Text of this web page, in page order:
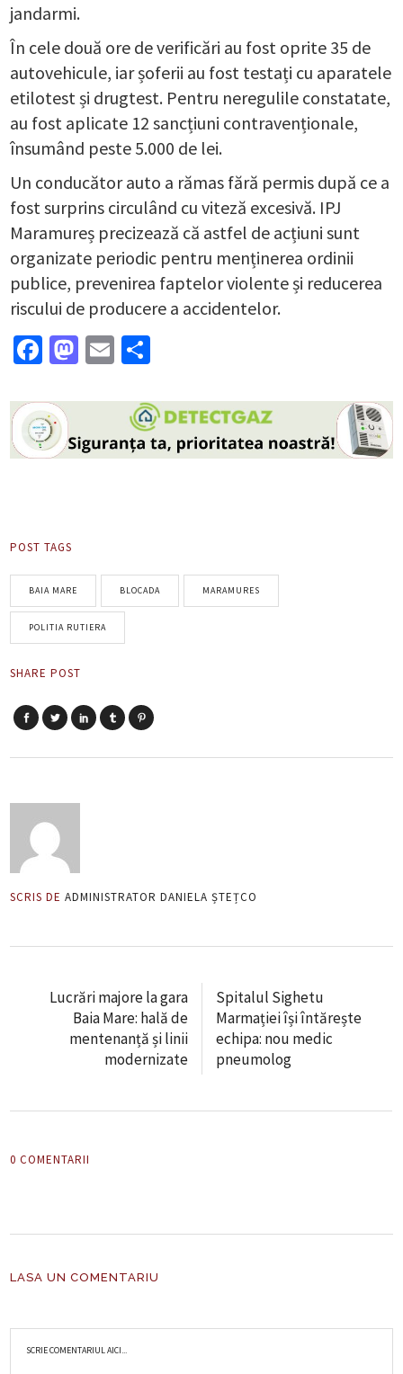
jandarmi.
În cele două ore de verificări au fost oprite 35 de
autovehicule, iar șoferii au fost testați cu aparatele
etilotest și drugtest. Pentru neregulile constatate,
au fost aplicate 12 sancțiuni contravenționale,
însumând peste 5.000 de lei.
Un conducător auto a rămas fără permis după ce a
fost surprins circulând cu viteză excesivă. IPJ
Maramureș precizează că astfel de acțiuni sunt
organizate periodic pentru menținerea ordinii
publice, prevenirea faptelor violente și reducerea
riscului de producere a accidentelor.
Facebook
Mastodon
Email
POST TAGS
BAIA MARE BLOCADA MARAMURES
POLITIA RUTIERA
SHARE POST
SCRIS DE ADMINISTRATOR DANIELA ȘTEȚCO
Lucrări majore la gara
Baia Mare: hală de
mentenanță și linii
modernizate
Spitalul Sighetu
Marmației își întărește
echipa: nou medic
pneumolog
0 COMENTARII
LASA UN COMENTARIU